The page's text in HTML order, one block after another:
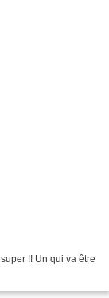
!! Un qui va être